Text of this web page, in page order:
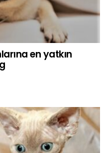
en yatkın